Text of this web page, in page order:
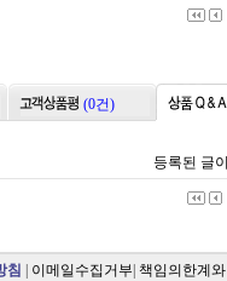
(0건)
등록된 글
침 이메일수집거부 책임의한계